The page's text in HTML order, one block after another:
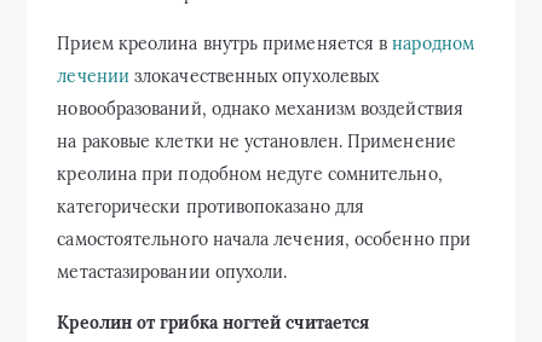
Прием креолина внутрь применяется внародном
лечении злокачественных опухолевых
новообразований, однако механизм воздействия
на раковые клетки не установлен. Применение
креолина при подобном недуге сомнительно,
категорически противопоказано для
самостоятельного начала лечения, особенно при
метастазировании опухоли.
Креолин от грибка ногтей считается